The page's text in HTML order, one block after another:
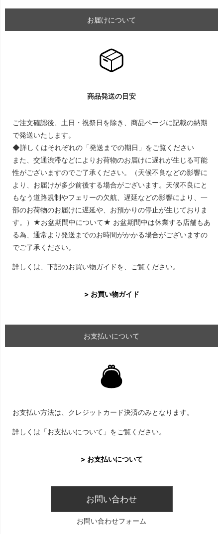
お届けについて
商品発送の目安
ご注文確認後、土日・祝祭日を除き、商品ページに記載の納期
で発送いたします。
◆詳しくはそれぞれの「発送までの期日」をご覧ください
また、交通渋滞などによりお荷物のお届けに遅れが生じる可能
性がございますのでご了承ください。（天候不良などの影響に
より、お届けが多少前後する場合がございます。天候不良にと
もなう道路規制やフェリーの欠航、遅延などの影響により、一
部のお荷物のお届けに遅延や、お預かりの停止が生じておりま
す。）★お盆期間中について★ お盆期間中は休業する店舗もあ
る為、通常より発送までのお時間がかかる場合がございますの
でご了承ください。
詳しくは、下記のお買い物ガイドを、ご覧ください。
> お買い物ガイド
お支払いについて
お支払い方法は、クレジットカード決済のみとなります。
詳しくは「お支払いについて」をご覧ください。
> お支払いについて
お問い合わせ
お問い合わせフォーム